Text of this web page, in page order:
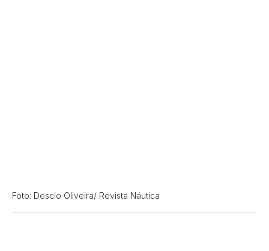
Foto: Descio Oliveira/ Revista Náutica